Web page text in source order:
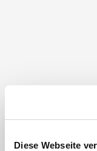
Diese Webseite